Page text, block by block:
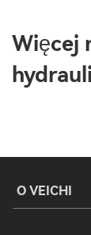
Więcej
O VEICHI